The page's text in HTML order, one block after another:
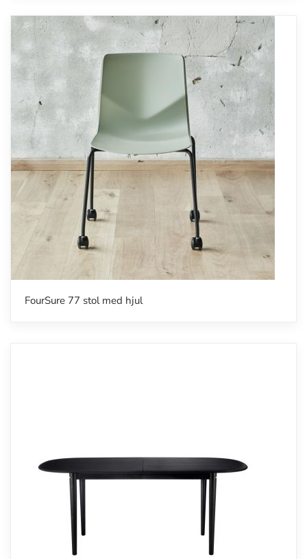
FourSure 77 stol med hjul